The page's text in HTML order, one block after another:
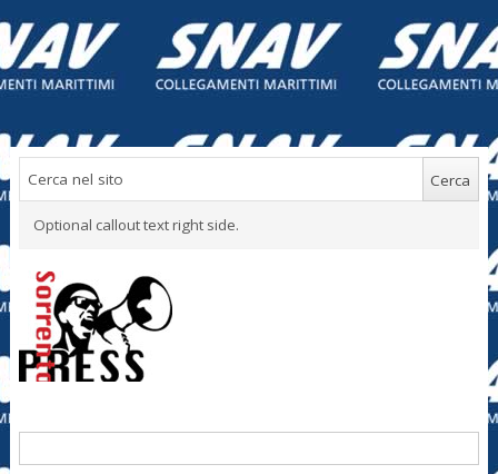
Optional callout text right side.